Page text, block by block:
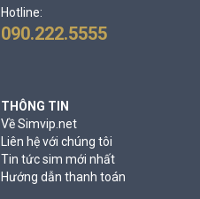
Hotline:
090.222.5555
THÔNG TIN
Về Simvip.net
Liên hệ với chúng tôi
Tin tức sim mới nhất
Hướng dẫn thanh toán